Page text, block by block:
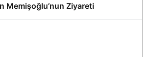
Memişoğlu’nun Ziyareti